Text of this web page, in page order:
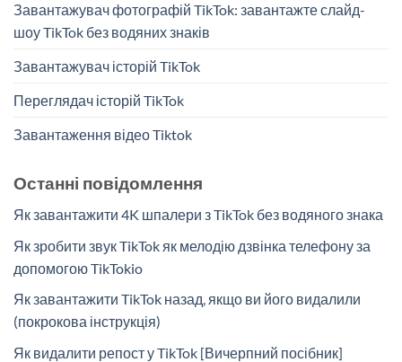
Завантажувач фотографій TikTok: завантажте слайд-
шоу TikTok без водяних знаків
Завантажувач історій TikTok
Переглядач історій TikTok
Завантаження відео Tiktok
Останні повідомлення
Як завантажити 4K шпалери з TikTok без водяного знака
Як зробити звук TikTok як мелодію дзвінка телефону за
допомогою TikTokio
Як завантажити TikTok назад, якщо ви його видалили
(покрокова інструкція)
Як видалити репост у TikTok [Вичерпний посібник]